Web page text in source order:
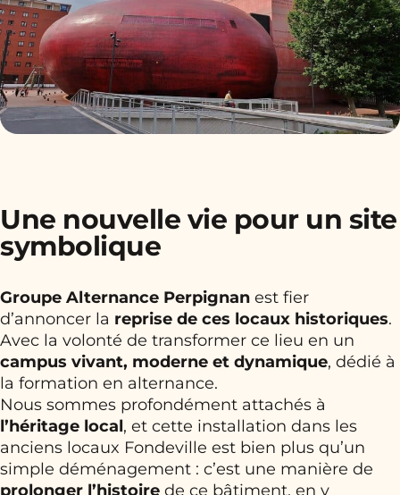
Une nouvelle vie pour un site
symbolique
Groupe Alternance Perpignan est fier
d’annoncer la reprise de ces locaux historiques.
Avec la volonté de transformer ce lieu en un
campus vivant, moderne et dynamique, dédié à
la formation en alternance.
Nous sommes profondément attachés à
l’héritage local, et cette installation dans les
anciens locaux Fondeville est bien plus qu’un
simple déménagement : c’est une manière de
prolonger l’histoire de ce bâtiment, en y